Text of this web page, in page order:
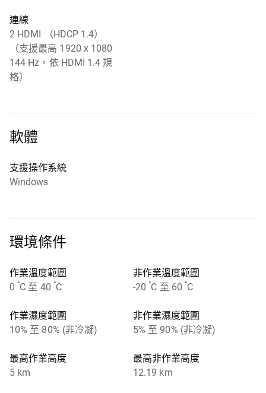
連線
2 HDMI （HDCP 1.4）
（支援最高 1920 x 1080
144 Hz，依 HDMI 1.4 規
格）
軟體
支援操作系統
Windows
環境條件
作業溫度範圍
0 °C 至 40 °C
非作業溫度範圍
-20 °C 至 60 °C
作業濕度範圍
10% 至 80% (非冷凝)
非作業濕度範圍
5% 至 90% (非冷凝)
最高作業高度
5 km
最高非作業高度
12.19 km